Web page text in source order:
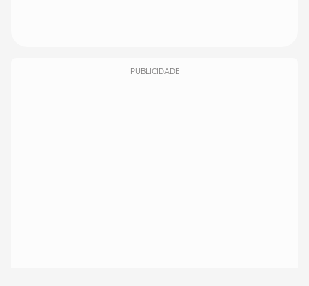
PUBLICIDADE